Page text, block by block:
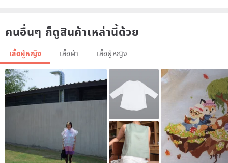
▋Material ▋Main cloth: 100% Silk silk
Dispatching: 100% Polyester polyester fiber
▋Maintenance method ▋Recommended dry cleaning, no high
temperature ironing
▋ model ▋ height 175cm - measurements 32" 23" 33" - wearing S
number
Note: The product is subject to environmental and light effects, and
there is a slight error between the computer color difference and
คนอื่นๆ ก็ดูสินค้าเหล่านี้ด้วย
เสื้อผู้หญิง เสื้อผ้า เสื้อผู้หญิง